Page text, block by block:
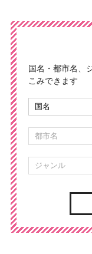
国名・都市名、
こみできます